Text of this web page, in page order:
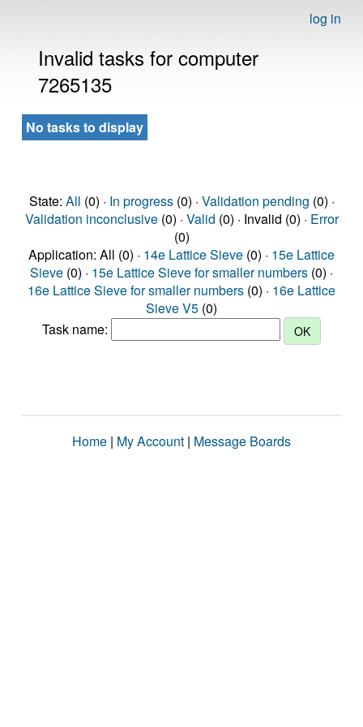
log in
Invalid tasks for computer
7265135
No tasks to display
State: All (0) · In progress(0) · Validation pending (0) ·
Validation inconclusive(0) · Valid (0) · Invalid (0) · Error
(0)
Application: All (0) · 14e Lattice Sieve (0) · 15e Lattice
Sieve (0) · 15e Lattice Sieve for smaller numbers (0) ·
16e Lattice Sieve for smaller numbers (0) · 16e Lattice
Sieve V5 (0)
Task name:
Home | My Account | Message Boards